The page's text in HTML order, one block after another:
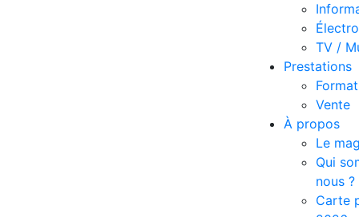
TV /
Prestations
Vente
À propos
Le
Qui
nous ?
Carte